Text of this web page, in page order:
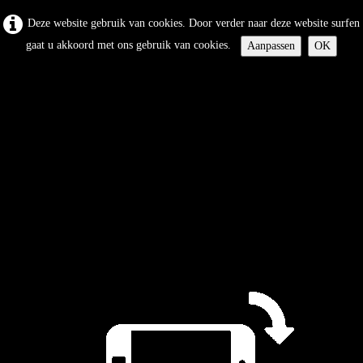
Deze website gebruik van cookies. Door verder naar deze website surfen
gaat u akkoord met ons gebruik van cookies.
Aanpassen OK